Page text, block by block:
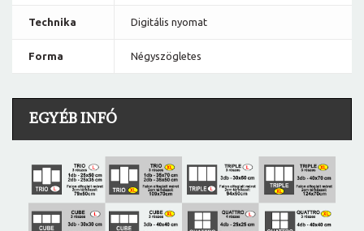
Technika Digitális nyomat
Forma Négyszögletes
EGYÉB INFÓ